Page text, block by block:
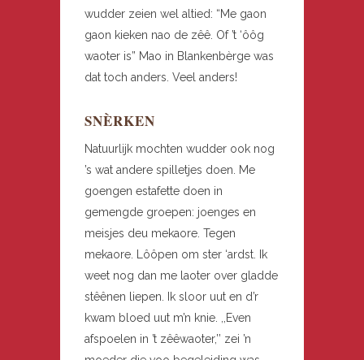
wudder zeien wel altied: “Me gaon
gaon kieken nao de zêê. Of ’t ‘ôôg
waoter is” Mao in Blankenbèrge was
dat toch anders. Veel anders!
SNÈRKEN
Natuurlijk mochten wudder ook nog
’s wat andere spilletjes doen. Me
goengen estafette doen in
gemengde groepen: joenges en
meisjes deu mekaore. Tegen
mekaore. Lôôpen om ster ‘ardst. Ik
weet nog dan me laoter over gladde
stêênen liepen. Ik sloor uut en d’r
kwam bloed uut m’n knie. ,,Even
afspoelen in ’t zêêwaoter,’’ zei ’n